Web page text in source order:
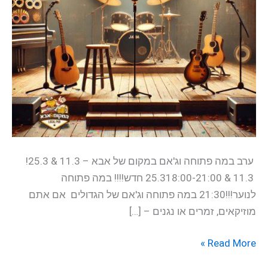
ערב במה פתוחה וג'אם במקום של אבא – 11.3 & 25.3!
11.3 & 25.318:00-21:00 חדש!!!! במה פתוחה
לנוער!!!21:30 במה פתוחה וג'אם של הגדולים אם אתם
מוזיקאים, זמרים או נגנים – […]
Read More »